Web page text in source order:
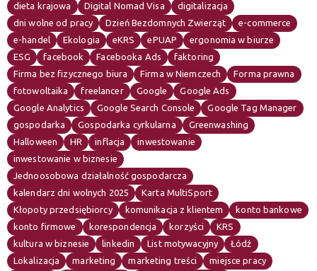
dieta krajowa
Digital Nomad Visa
digitalizacja
dni wolne od pracy
Dzień Bezdomnych Zwierząt
e-commerce
e-handel
Ekologia eKRS ePUAP
ergonomia w biurze
ESG
facebook Facebooka Ads
faktoring
Firma bez fizycznego biura
Firma w Niemczech
Forma prawna
fotowoltaika
freelancer Google
Google Ads
Google Analytics
Google Search Console
Google Tag Manager
gospodarka
Gospodarka cyrkularna
Greenwashing
Halloween
HR inflacja
inwestowanie
inwestowanie w biznesie
Jednoosobowa działalność gospodarcza
kalendarz dni wolnych 2025
Karta MultiSport
Kłopoty przedsiębiorcy
komunikacja z klientem
konto bankowe
konto firmowe
korespondencja korzyści
KRS
kultura w biznesie
linkedin List motywacyjny
Łódź
Lokalizacja
marketing marketing treści
miejsce pracy